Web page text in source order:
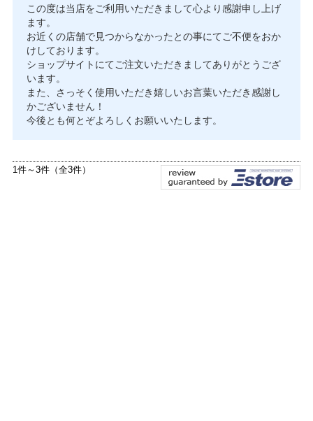
この度は当店をご利用いただきまして心より感謝申し上げ
ます。
お近くの店舗で見つからなかったとの事にてご不便をおか
けしております。
ショップサイトにてご注文いただきましてありがとうござ
います。
また、さっそく使用いただき嬉しいお言葉いただき感謝し
かございません！
今後とも何とぞよろしくお願いいたします。
1件～3件（全3件）